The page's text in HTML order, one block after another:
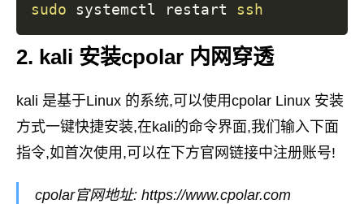
sudo systemctl restart ssh
2. kali 安装cpolar 内网穿透
kali 是基于Linux 的系统,可以使用cpolar Linux 安装
方式一键快捷安装,在kali的命令界面,我们输入下面
指令,如首次使用,可以在下方官网链接中注册账号!
cpolar官网地址: https://www.cpolar.com